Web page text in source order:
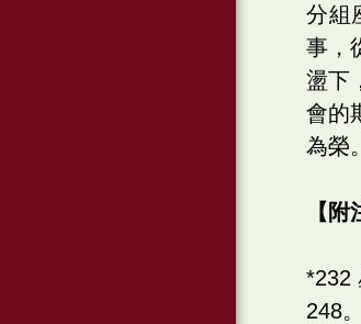
分組
事，
盪下
會的
為榮。
【附
*232
248。